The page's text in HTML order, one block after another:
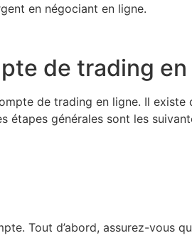
en négociant en ligne.
de trading
de trading en ligne. Il existe
étapes générales sont les
Tout d’abord, assurez-vous